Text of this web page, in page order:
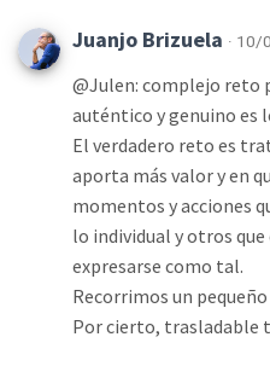
Juanjo Brizuela · 10/
@Julen: complejo reto
auténtico y genuino es
El verdadero reto es
aporta más valor y en
momentos y acciones
lo individual y otros
expresarse como tal.
Recorrimos un
Por cierto, trasladable